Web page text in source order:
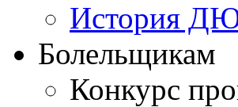
История
Болельщикам
Конкурс